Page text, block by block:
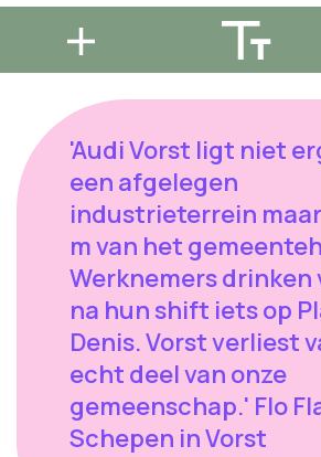
'Audi Vorst ligt niet
een afgelegen
industrieterrein
m van het
Werknemers drinken
na hun shift iets op
Denis. Vorst verliest
echt deel van onze
gemeenschap.' Flo
Schepen in Vorst